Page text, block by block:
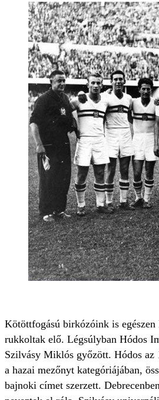
Kötöttfogású birkózóink is
rukkoltak elő. Légsúlyban Hódos
Szilvásy Miklós győzött. Hódos az
a hazai mezőnyt kategóriájában,
bajnoki címet szerzett.